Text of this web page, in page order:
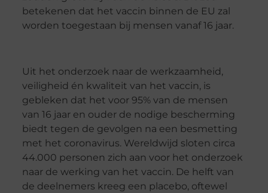
betekenen dat het vaccin binnen de EU zal
worden toegestaan bij mensen vanaf 16 jaar.
Uit het onderzoek naar de werkzaamheid,
veiligheid én kwaliteit van het vaccin, is
gebleken dat het voor 95% van de mensen
van 16 jaar en ouder de nodige bescherming
biedt tegen de gevolgen na een besmetting
met het coronavirus. Wereldwijd sloten circa
44.000 personen zich aan voor het onderzoek
naar de werking van het vaccin. De helft van
de deelnemers kreeg een placebo, oftewel